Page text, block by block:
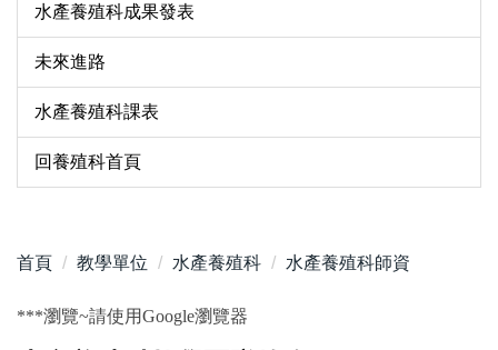
水產養殖科成果發表
未來進路
水產養殖科課表
回養殖科首頁
首頁 教學單位 水產養殖科 水產養殖科師資
***瀏覽~請使用Google瀏覽器